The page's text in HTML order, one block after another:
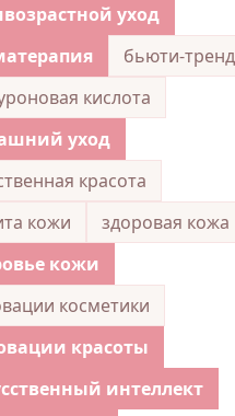
уход
бьюти-
кислота
уход
красота
кожи
здоровая кожа
кожи
косметики
красоты
интеллект